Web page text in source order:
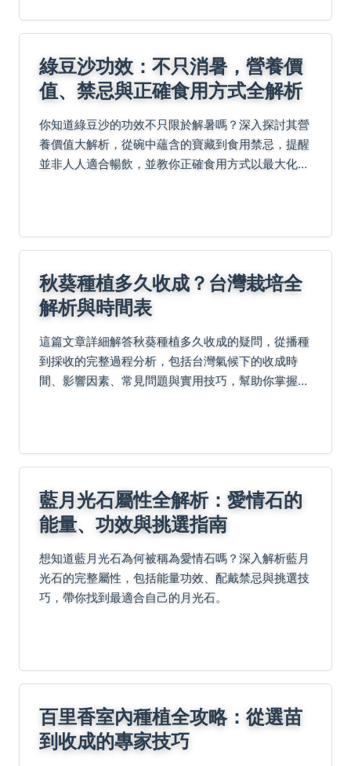
綠豆沙功效：不只消暑，營養價
值、禁忌與正確食用方式全解析
你知道綠豆沙的功效不只限於解暑嗎？深入探討其營
養價值大解析，從碗中蘊含的寶藏到食用禁忌，提醒
並非人人適合暢飲，並教你正確食用方式以最大化功
秋葵種植多久收成？台灣栽培全
解析與時間表
這篇文章詳細解答秋葵種植多久收成的疑問，從播種
到採收的完整過程分析，包括台灣氣候下的收成時
間、影響因素、常見問題與實用技巧，幫助你掌握最
藍月光石屬性全解析：愛情石的
能量、功效與挑選指南
想知道藍月光石為何被稱為愛情石嗎？深入解析藍月
光石的完整屬性，包括能量功效、配戴禁忌與挑選技
巧，帶你找到最適合自己的月光石。
百里香室內種植全攻略：從選苗
到收成的專家技巧